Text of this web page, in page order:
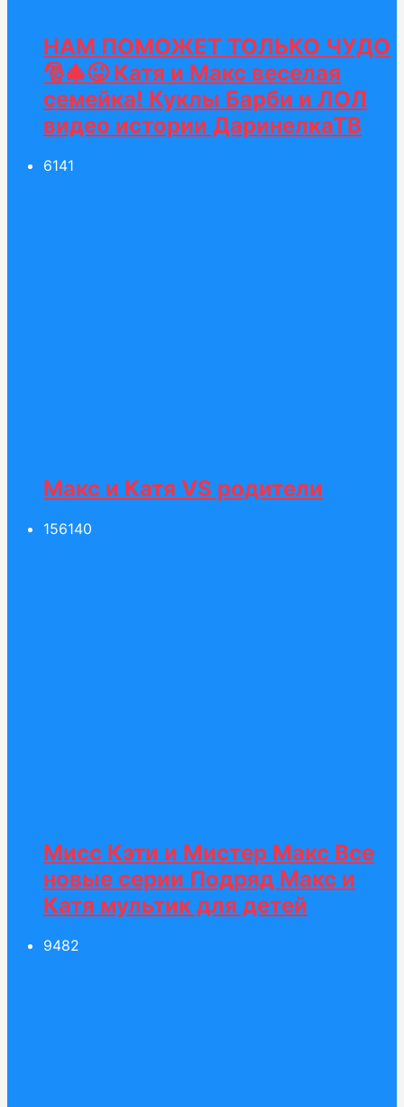
НАМ ПОМОЖЕТ ТОЛЬКО ЧУДО
🎅🎄😜 Катя и Макс веселая
семейка! Куклы Барби и ЛОЛ
видео истории ДаринелкаТВ
6141
Макс и Катя VS родители
156140
Мисс Кэти и Мистер Макс Все
новые серии Подряд Макс и
Катя мультик для детей
9482